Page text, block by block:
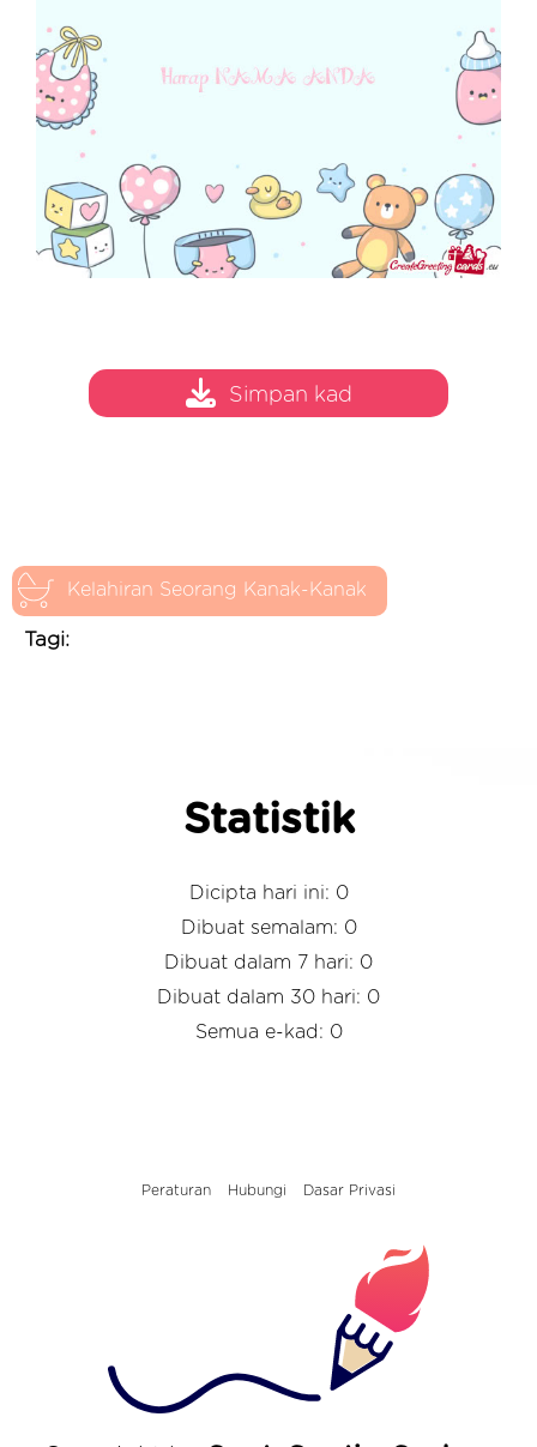
Kelahiran Seorang Kanak-Kanak
Tagi:
Simpan kad
Statistik
Dicipta hari ini: 0
Dibuat semalam: 0
Dibuat dalam 7 hari: 0
Dibuat dalam 30 hari: 0
Semua e-kad: 0
Peraturan Hubungi Dasar Privasi